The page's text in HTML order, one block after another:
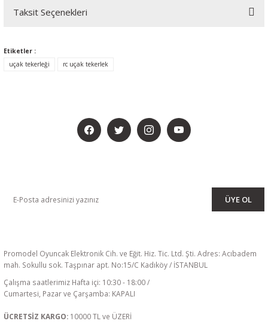
Taksit Seçenekleri
Etiketler :
uçak tekerleği
rc uçak tekerlek
ÜYE OL
Promodel Oyuncak Elektronik Cih. ve Eğit. Hiz. Tic. Ltd. Şti. Adres: Acıbadem
mah. Sokullu sok. Taşpınar apt. No:15/C Kadıköy / İSTANBUL
Çalışma saatlerimiz Hafta içi: 10:30 - 18:00 /
Cumartesi, Pazar ve Çarşamba: KAPALI
ÜCRETSİZ KARGO: 10000 TL ve ÜZERİ